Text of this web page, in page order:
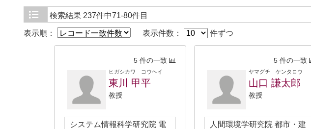
検索結果 237件中71-80件目
表示順： 表示件数： 件ずつ
5 件の一致
ヒガシカワ コウヘイ
東川 甲平
教授
システム情報科学研究院 電
5 件の一致
ヤマグチ ケンタロウ
山口 謙太郎
教授
人間環境学研究院 都市・建